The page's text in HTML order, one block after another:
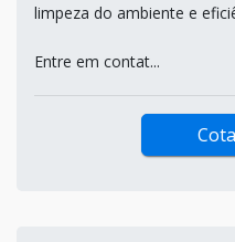
limpeza do ambiente e
Entre em contat...